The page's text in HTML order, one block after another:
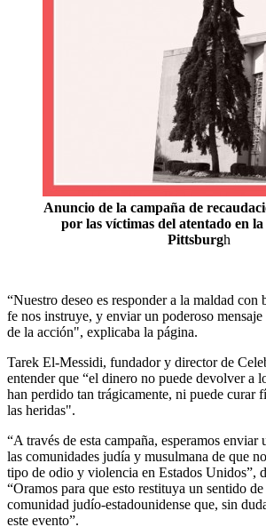
Anuncio de la campaña de
por las víctimas del atentado en la
Pittsburgh
“Nuestro deseo es responder a la maldad con
fe nos instruye, y enviar un poderoso
de la acción", explicaba la página.
Tarek El-Messidi, fundador y director de
entender que “el dinero no puede devolver a
han perdido tan trágicamente, ni puede curar
las heridas".
“A través de esta campaña, esperamos enviar
las comunidades judía y musulmana de que
tipo de odio y violencia en Estados Unidos”,
“Oramos para que esto restituya un sentido
comunidad judío-estadounidense que, sin
este evento”.